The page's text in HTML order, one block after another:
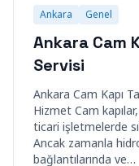
Ankara Genel
Ankara Cam
Servisi
Ankara Cam Kapı
Hizmet Cam
ticari işletmelerde
Ancak zamanla
bağlantılarında ve…